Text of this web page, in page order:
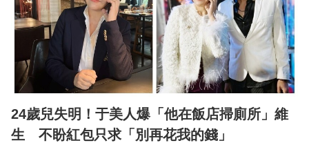
24歲兒失明！于美人爆「他在飯店掃廁所」維
生 不盼紅包只求「別再花我的錢」